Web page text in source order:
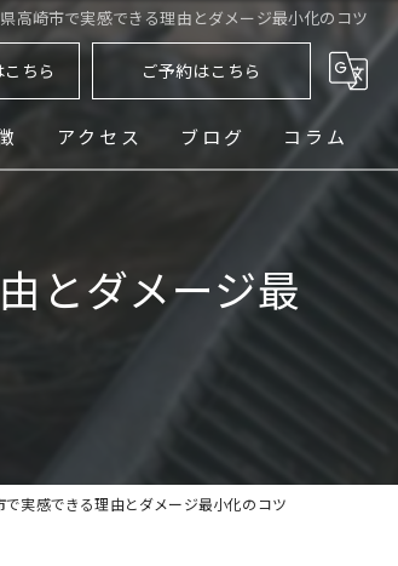
高崎市で実感できる理由とダメージ最小化のコツ
ちら ご予約はこちら
アクセス ブログ コラム
とダメージ最
実感できる理由とダメージ最小化のコツ